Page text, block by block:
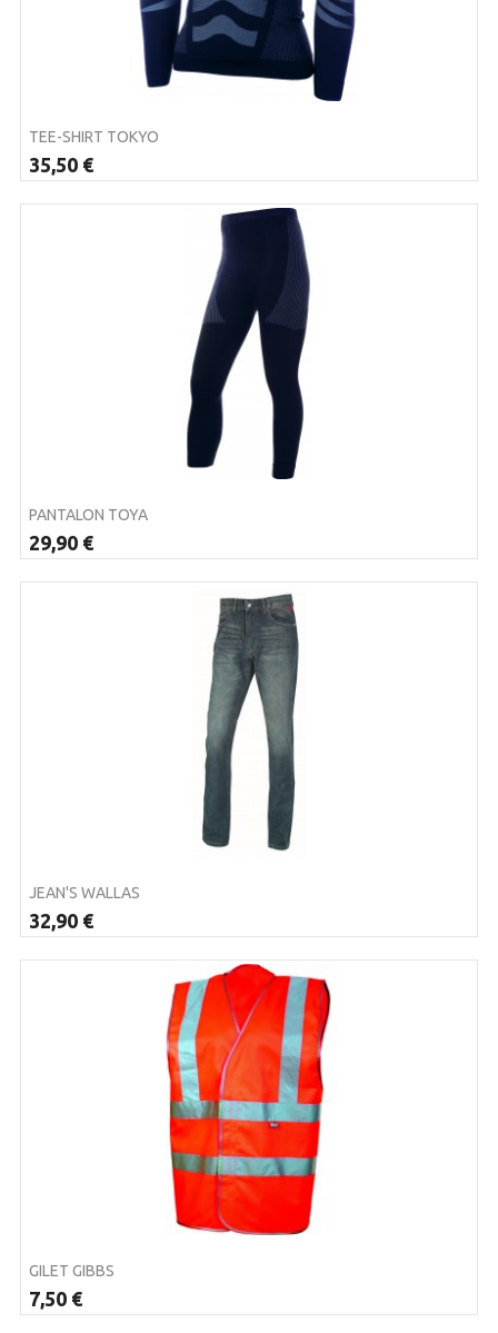
TEE-SHIRT TOKYO
35,50 €
PANTALON TOYA
29,90 €
JEAN'S WALLAS
32,90 €
GILET GIBBS
7,50 €